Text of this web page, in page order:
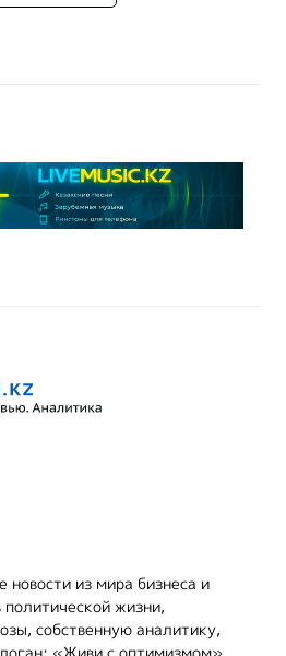
новости из мира бизнеса и
жизни,
собственную аналитику,